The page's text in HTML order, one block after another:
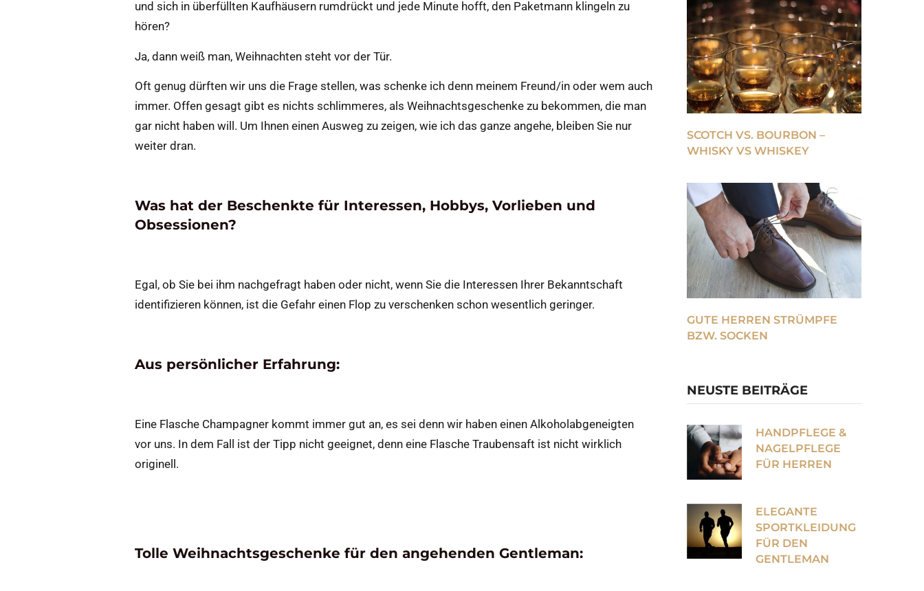
und sich in überfüllten Kaufhäusern rumdrückt und jede Minute hofft, den Paketmann klingeln zu
hören?
Ja, dann weiß man, Weihnachten steht vor der Tür.
Oft genug dürften wir uns die Frage stellen, was schenke ich denn meinem Freund/in oder wem auch
immer. Offen gesagt gibt es nichts schlimmeres, als Weihnachtsgeschenke zu bekommen, die man
gar nicht haben will. Um Ihnen einen Ausweg zu zeigen, wie ich das ganze angehe, bleiben Sie nur
weiter dran.
Was hat der Beschenkte für Interessen, Hobbys, Vorlieben und
Obsessionen?
Egal, ob Sie bei ihm nachgefragt haben oder nicht, wenn Sie die Interessen Ihrer Bekanntschaft
identifizieren können, ist die Gefahr einen Flop zu verschenken schon wesentlich geringer.
Aus persönlicher Erfahrung:
Eine Flasche Champagner kommt immer gut an, es sei denn wir haben einen Alkoholabgeneigten
vor uns. In dem Fall ist der Tipp nicht geeignet, denn eine Flasche Traubensaft ist nicht wirklich
originell.
Tolle Weihnachtsgeschenke für den angehenden Gentleman:
SCOTCH VS. BOURBON –
WHISKY VS WHISKEY
GUTE HERREN STRÜMPFE
BZW. SOCKEN
NEUSTE BEITRÄGE
HANDPFLEGE &
NAGELPFLEGE
FÜR HERREN
ELEGANTE
SPORTKLEIDUNG
FÜR DEN
GENTLEMAN